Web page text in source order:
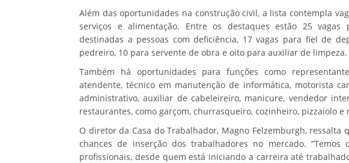
Além das oportunidades na construção civil, a lista contempla
serviços e alimentação. Entre os destaques estão 25
destinadas a pessoas com deficiência, 17 vagas para fiel de
pedreiro, 10 para servente de obra e oito para auxiliar de limpeza.
Também há oportunidades para funções como
atendente, técnico em manutenção de informática, motorista
administrativo, auxiliar de cabeleireiro, manicure, vendedor
restaurantes, como garçom, churrasqueiro, cozinheiro, pizzaiolo e
O diretor da Casa do Trabalhador, Magno Felzemburgh, ressalta
chances de inserção dos trabalhadores no mercado.
profissionais, desde quem está iniciando a carreira até